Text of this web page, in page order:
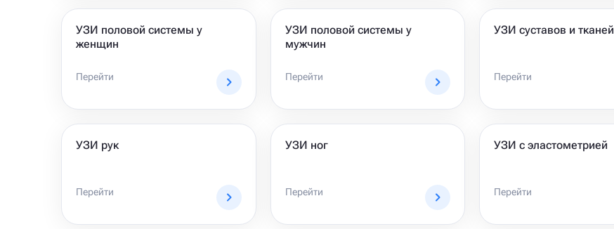
УЗИ половой системы у
женщин
Перейти
УЗИ половой системы у
мужчин
Перейти
УЗИ суставов и тканей
Перейти
УЗИ рук
Перейти
УЗИ ног
Перейти
УЗИ с эластометрией
Перейти